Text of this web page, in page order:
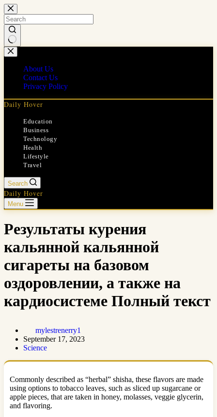
Skip
to
content
No
results
About Us
Contact Us
Privacy Policy
Daily Hover
Education
Business
Technology
Health
Lifestyle
Travel
Search
Daily Hover
Menu
Результаты курения
кальянной кальянной
сигареты на базовом
оздоровлении, а также на
кардиосистеме Полный текст
mylestrenerry1
September 17, 2023
Science
Commonly described as “herbal” shisha, these flavors are made
using options to tobacco leaves, such as sliced up sugarcane or
apple pieces, that are taken in honey, molasses, veggie glycerin,
and flavoring.